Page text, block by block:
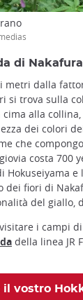
di
metri dalla
si trova sulla
alla
dei colori
che
costa 700
Hokuseiyama e
dei fiori di
del giallo,
i campi
della linea JR
vostro